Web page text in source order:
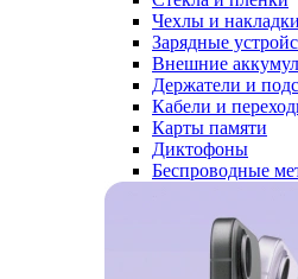
Чехлы и накладки
Зарядные
Внешние
Держатели и
Кабели и
Карты памяти
Диктофоны
Беспроводные